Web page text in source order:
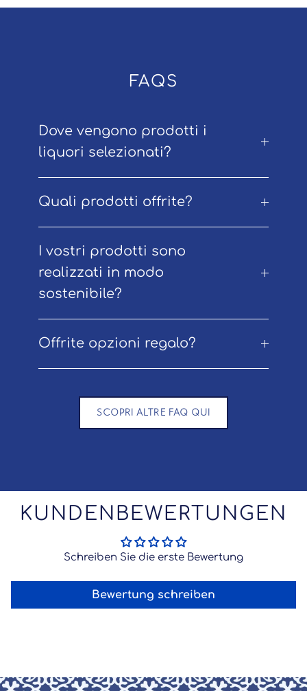
FAQS
Dove vengono prodotti i
liquori selezionati?
Quali prodotti offrite?
I vostri prodotti sono
realizzati in modo
sostenibile?
Offrite opzioni regalo?
SCOPRI ALTRE FAQ QUI
KUNDENBEWERTUNGEN
Schreiben Sie die erste Bewertung
Bewertung schreiben